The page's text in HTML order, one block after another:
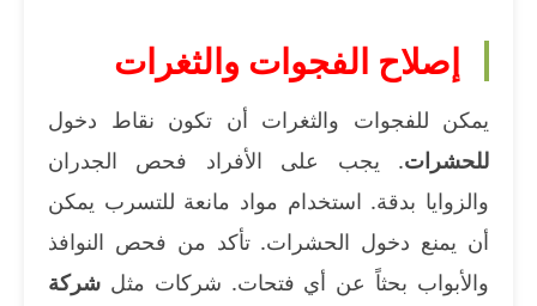
إصلاح الفجوات والثغرات
يمكن للفجوات والثغرات أن تكون نقاط دخول
للحشرات. يجب على الأفراد فحص الجدران
والزوايا بدقة. استخدام مواد مانعة للتسرب يمكن
أن يمنع دخول الحشرات. تأكد من فحص النوافذ
والأبواب بحثاً عن أي فتحات. شركات مثل شركة